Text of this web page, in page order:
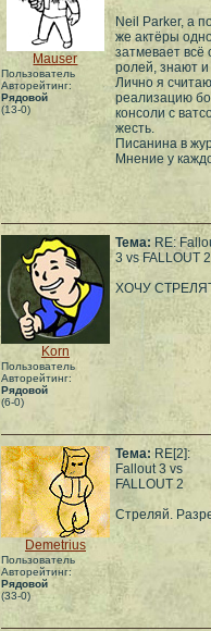
Mauser
Пользователь
Авторейтинг:
Рядовой
(13-0)
Neil Parker, а
же актёры
затмевает всё
ролей, знают
Лично я
реализацию
консоли с
жесть.
Писанина в
Мнение у
Korn
Пользователь
Авторейтинг:
Рядовой
(6-0)
Тема: RE:
3 vs FALLOUT 2
ХОЧУ
Demetrius
Пользователь
Авторейтинг:
Рядовой
(33-0)
Тема: RE[2]:
Fallout 3 vs
FALLOUT 2
Стреляй.